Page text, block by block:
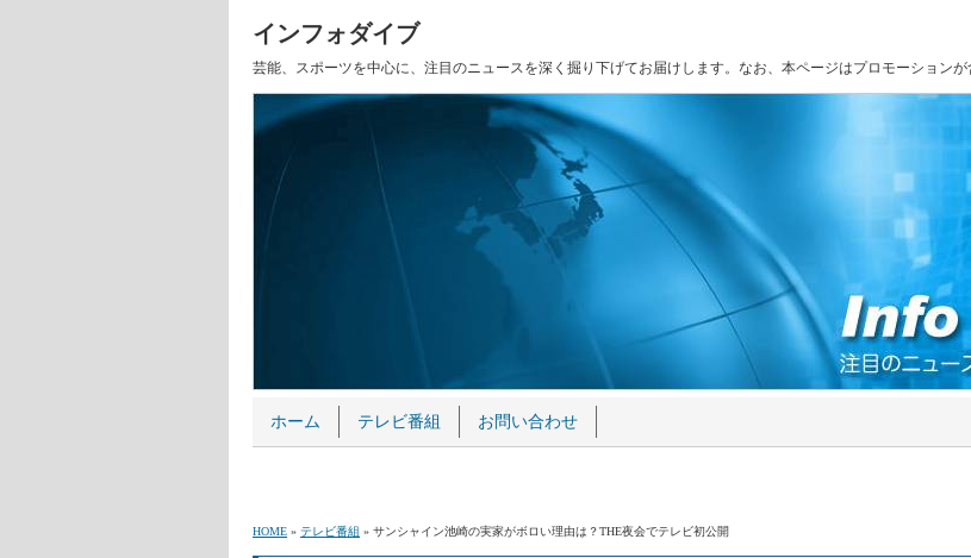
インフォダイブ
芸能、スポーツを中心に、注目のニュースを深く掘り下げてお届けします。なお、本ページはプロモーションが
ホーム テレビ番組 お問い合わせ